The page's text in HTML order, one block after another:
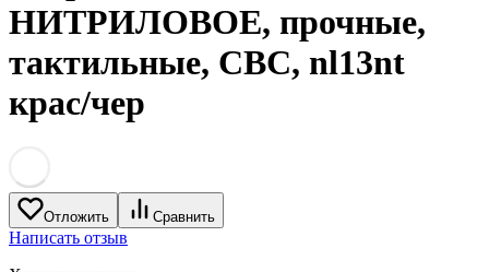
НИТРИЛОВОЕ, прочные,
тактильные, СВС, nl13nt
крас/чер
Отложить Сравнить
Написать отзыв